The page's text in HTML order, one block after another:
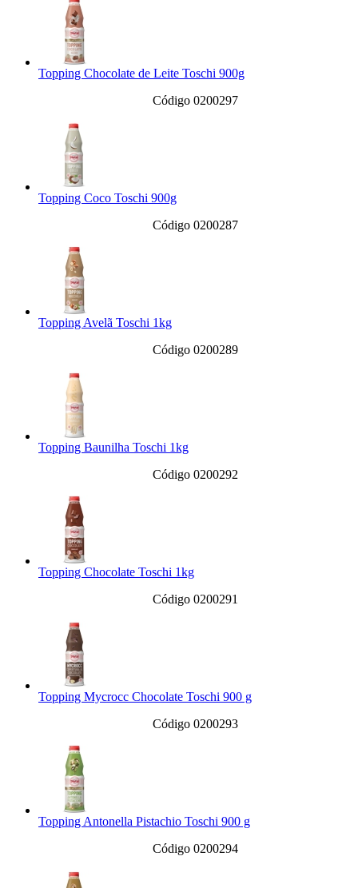
Topping Chocolate de Leite Toschi 900g
Código 0200297
Topping Coco Toschi 900g
Código 0200287
Topping Avelã Toschi 1kg
Código 0200289
Topping Baunilha Toschi 1kg
Código 0200292
Topping Chocolate Toschi 1kg
Código 0200291
Topping Mycrocc Chocolate Toschi 900 g
Código 0200293
Topping Antonella Pistachio Toschi 900 g
Código 0200294